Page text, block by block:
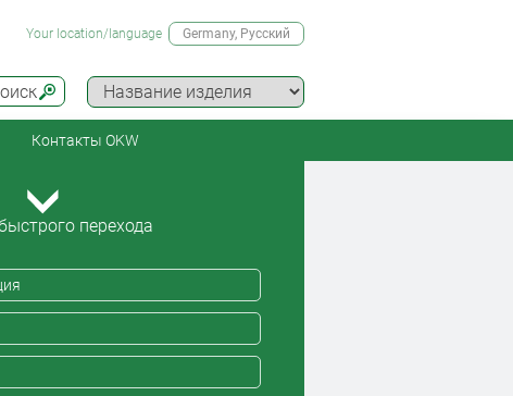
Your location/language Germany, Русский
Контакты OKW
перехода